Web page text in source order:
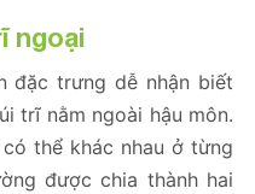
ngoại
đặc trưng dễ nhận biết
trĩ nằm ngoài hậu môn.
thể khác nhau ở từng
được chia thành hai